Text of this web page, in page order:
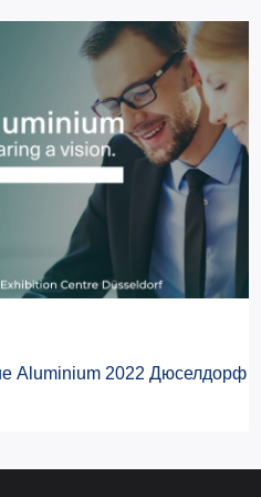
Aluminium 2022 Дюселдорф